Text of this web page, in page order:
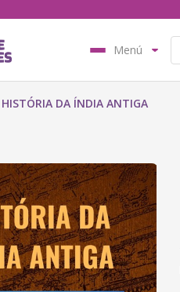
Menú
HISTÓRIA DA ÍNDIA ANTIGA